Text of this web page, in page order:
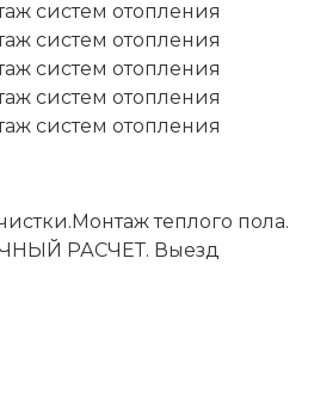
теплого пола.
РАСЧЕТ. Выезд